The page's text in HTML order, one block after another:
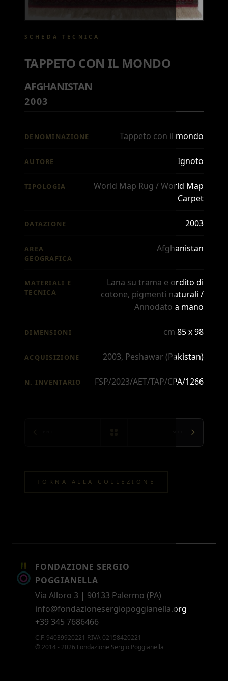
SCHEDA TECNICA
TAPPETO CON IL MONDO
AFGHANISTAN
2003
DENOMINAZIONE Tappeto con il mondo
AUTORE Ignoto
TIPOLOGIA
World Map Rug / World Map
Carpet
DATAZIONE 2003
AREA
GEOGRAFICA
Afghanistan
MATERIALI E
TECNICA
Lana su trama e ordito di
cotone, pigmenti naturali /
Annodato a mano
DIMENSIONI cm 85 x 98
ACQUISIZIONE 2003, Peshawar (Pakistan)
N. INVENTARIO FSP/2023/AET/TAP/CPA/1266
SUCC.
TORNA ALLA COLLEZIONE
FONDAZIONE SERGIO
POGGIANELLA
Via Alloro 3 | 90133 Palermo (PA)
info@fondazionesergiopoggianella.org
+39 345 7686466
C.F. 94039920221 P.IVA 02158420221
© 2014 - 2026 Fondazione Sergio Poggianella